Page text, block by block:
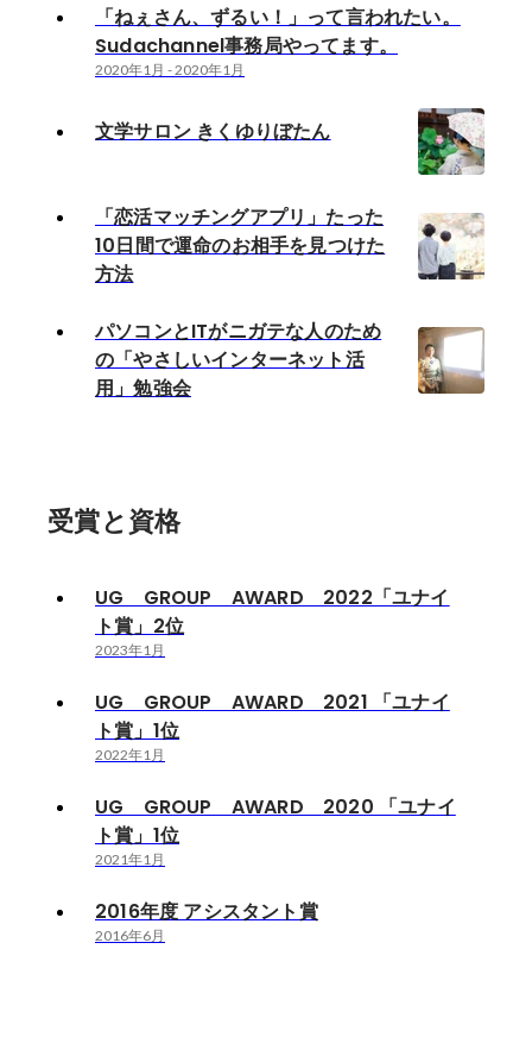
「ねぇさん、ずるい！」って言われたい。
Sudachannel事務局やってます。
2020年1月 -2020年1月
文学サロン きくゆりぼたん
「恋活マッチングアプリ」たった
10日間で運命のお相手を見つけた
方法
パソコンとITがニガテな人のため
の「やさしいインターネット活
用」勉強会
受賞と資格
UG GROUP AWARD 2022「ユナイ
ト賞」2位
2023年1月
UG GROUP AWARD 2021 「ユナイ
ト賞」1位
2022年1月
UG GROUP AWARD 2020 「ユナイ
ト賞」1位
2021年1月
2016年度 アシスタント賞
2016年6月